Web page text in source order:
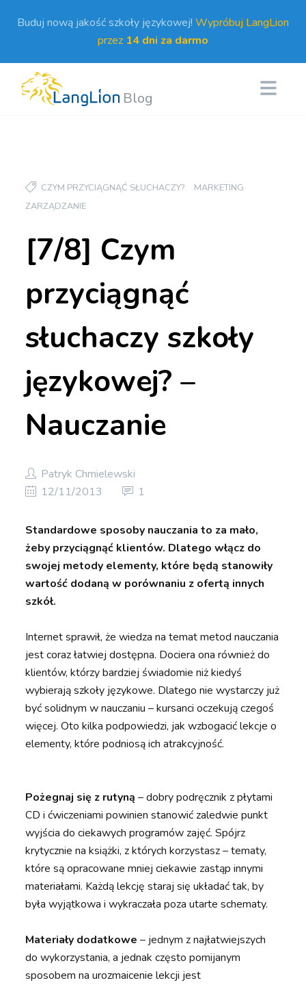
Buduj nową jakość szkoły językowej! Wypróbuj LangLion
przez 14 dni za darmo
Blog
CZYM PRZYCIĄGNĄĆ SŁUCHACZY?
MARKETING
ZARZĄDZANIE
[7/8] Czym
przyciągnąć
słuchaczy szkoły
językowej? –
Nauczanie
Patryk Chmielewski
12/11/2013
1
Standardowe sposoby nauczania to za mało,
żeby przyciągnąć klientów. Dlatego włącz do
swojej metody elementy, które będą stanowiły
wartość dodaną w porównaniu z ofertą innych
szkół.
Internet sprawił, że wiedza na temat metod nauczania
jest coraz łatwiej dostępna. Dociera ona również do
klientów, którzy bardziej świadomie niż kiedyś
wybierają szkoły językowe. Dlatego nie wystarczy już
być solidnym w nauczaniu – kursanci oczekują czegoś
więcej. Oto kilka podpowiedzi, jak wzbogacić lekcje o
elementy, które podniosą ich atrakcyjność.
Pożegnaj się z rutyną – dobry podręcznik z płytami
CD i ćwiczeniami powinien stanowić zaledwie punkt
wyjścia do ciekawych programów zajęć. Spójrz
krytycznie na książki, z których korzystasz – tematy,
które są opracowane mniej ciekawie zastąp innymi
materiałami. Każdą lekcję staraj się układać tak, by
była wyjątkowa i wykraczała poza utarte schematy.
Materiały dodatkowe– jednym z najłatwiejszych
do wykorzystania, a jednak często pomijanym
sposobem na urozmaicenie lekcji jest